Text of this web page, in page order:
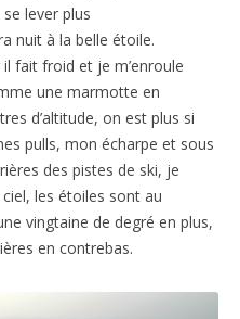
lever plus
nuit à la belle étoile.
fait froid et je m’enroule
une marmotte en
d’altitude, on est plus si
pulls, mon écharpe et sous
des pistes de ski, je
les étoiles sont au
vingtaine de degré en plus,
en contrebas.